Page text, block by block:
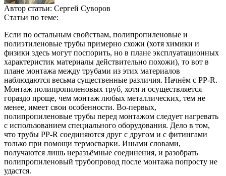
Автор статьи: Сергей Суворов
Статьи по теме:
Если по остальным свойствам, полипропиленовые и
полиэтиленовые трубы примерно схожи (хотя химики и
физики здесь могут поспорить, но в плане эксплуатационных
характеристик материалы действительно похожи), то вот в
плане монтажа между трубами из этих материалов
наблюдаются весьма существенные различия. Начнём с PP-R.
Монтаж полипропиленовых труб, хотя и осуществляется
гораздо проще, чем монтаж любых металлических, тем не
менее, имеет свои особенности. Во-первых,
полипропиленовые трубы перед монтажом следует нагревать
с использованием специального оборудования. Дело в том,
что трубы PP-R соединяются друг с другом и с фитингами
только при помощи термосварки. Иными словами,
получаются лишь неразъёмные соединения, и разобрать
полипропиленовый трубопровод после монтажа попросту не
удастся.